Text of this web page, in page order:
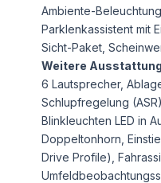
Ambiente-
Parklenkassistent mit
Sicht-Paket,
Weitere
6 Lautsprecher,
Schlupfregelung
Blinkleuchten LED in
Doppeltonhorn,
Drive Profile),